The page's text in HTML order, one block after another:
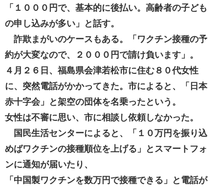
「１０００円で、基本的に後払い。高齢者の子ども
の申し込みが多い」と話す。
詐欺まがいのケースもある。「ワクチン接種の予
約が大変なので、２０００円で請け負います」。
４月２６日、福島県会津若松市に住む８０代女性
に、突然電話がかかってきた。市によると、「日本
赤十字会」と架空の団体を名乗ったという。
女性は不審に思い、市に相談し依頼しなかった。
国民生活センターによると、「１０万円を振り込
めばワクチンの接種順位を上げる」とスマートフォ
ンに通知が届いたり、
「中国製ワクチンを数万円で接種できる」と電話が